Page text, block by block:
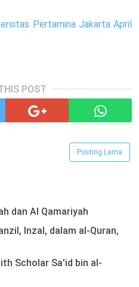
Pertamina Jakarta April
POST
Posting Lama
dan Al Qamariyah
Inzal, dalam al-Quran,
Scholar Sa'id bin al-